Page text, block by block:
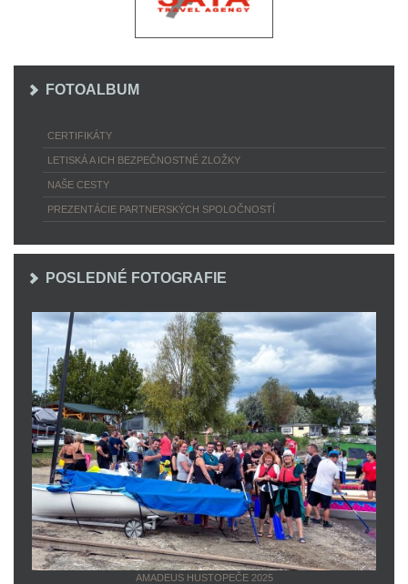
FOTOALBUM
CERTIFIKÁTY
LETISKÁ A ICH BEZPEČNOSTNÉ ZLOŽKY
NAŠE CESTY
PREZENTÁCIE PARTNERSKÝCH SPOLOČNOSTÍ
POSLEDNÉ FOTOGRAFIE
AMADEUS HUSTOPEČE 2025